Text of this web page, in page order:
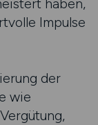
haben,
Impulse
der
wie